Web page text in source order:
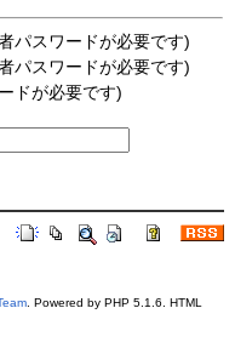
パスワードが必要です)
パスワードが必要です)
ドが必要です)
. Powered by PHP 5.1.6. HTML